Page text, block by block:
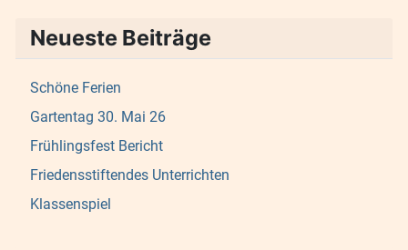
Neueste Beiträge
Schöne Ferien
Gartentag 30. Mai 26
Frühlingsfest Bericht
Friedensstiftendes Unterrichten
Klassenspiel